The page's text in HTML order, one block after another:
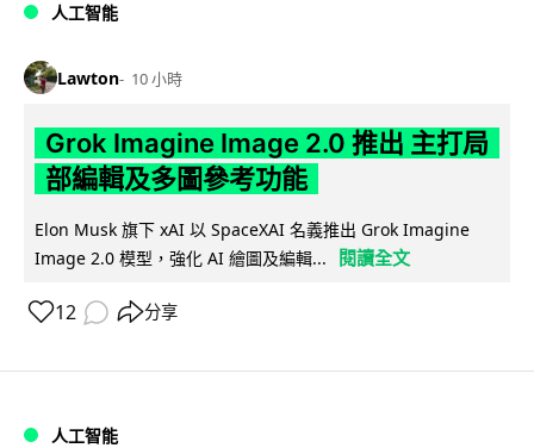
人工智能
Lawton 10 小時
Grok Imagine Image 2.0 推出 主打局
部編輯及多圖參考功能
Elon Musk 旗下 xAI 以 SpaceXAI 名義推出 Grok Imagine
Image 2.0 模型，強化 AI 繪圖及編輯...
閱讀全文
12 分享
人工智能